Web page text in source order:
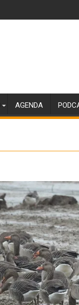
AGENDA